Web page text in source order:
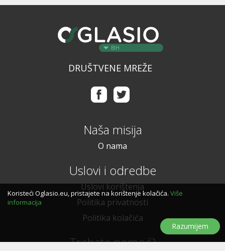
BIH
DRUŠTVENE MREŽE
Naša misija
O nama
Uslovi i odredbe
Uslovi korištenja
Politika privatnosti
Politika kolačića
Trebate pomoć?
Koristeći Oglasio.eu, pristajete na korištenje kolačića. Više
informacija
Razumijem